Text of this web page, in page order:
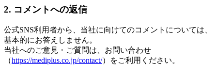
2. コメントへの返信
公式SNS利用者から、当社に向けてのコメントについては、
基本的にお答えしません。
当社へのご意見・ご質問は、お問い合わせ
（https://mediplus.co.jp/contact/）をご利用ください。